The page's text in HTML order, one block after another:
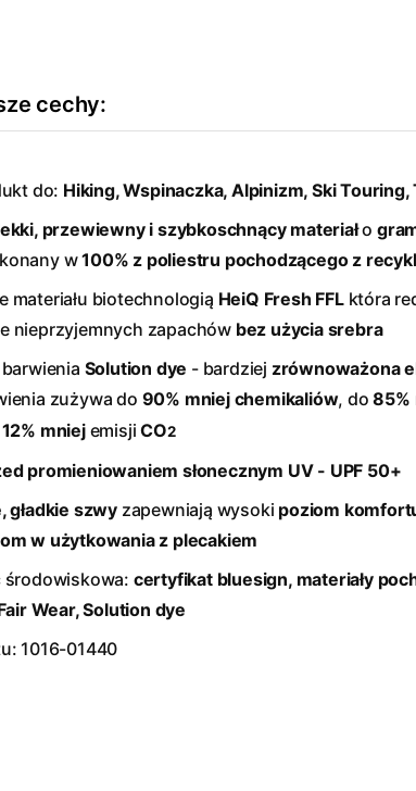
cechy:
do: Hiking, Wspinaczka, Alpinizm, Ski Touring,
przewiewny i szybkoschnący materiało
w100% z poliestru pochodzącego z
materiału biotechnologią HeiQ Fresh FFLktóra
nieprzyjemnych zapachów bez użycia srebra
Solution dye - bardziej zrównoważona
zużywa do 90% mniej chemikaliów, do85%
12% mniejemisjiCO2
promieniowaniem słonecznym UV - UPF 50+
gładkie szwy zapewniają wysoki poziom
w użytkowania z plecakiem
środowiskowa: certyfikat bluesign, materiały
Wear, Solution dye
1016-01440